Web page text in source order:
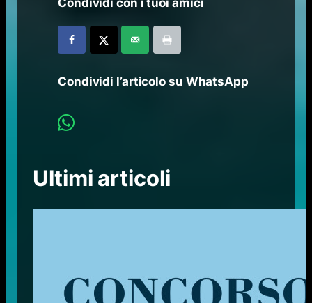
Condividi con i tuoi amici
Condividi l’articolo su WhatsApp
Ultimi articoli